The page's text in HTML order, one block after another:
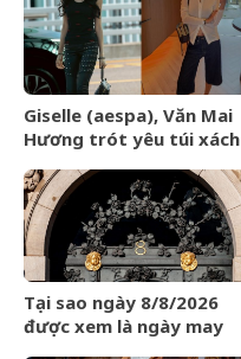
Giselle (aespa), Văn Mai
Hương trót yêu túi xách
Tại sao ngày 8/8/2026
được xem là ngày may